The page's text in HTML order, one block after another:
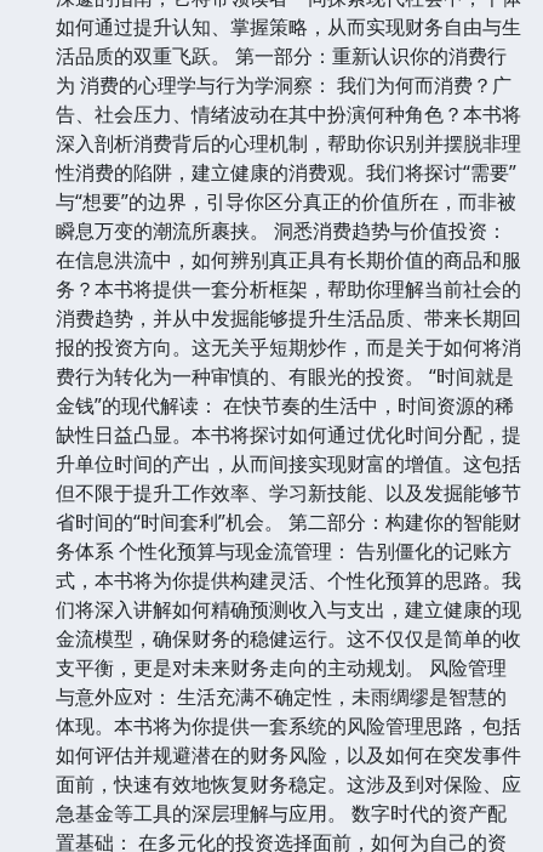
如何通过提升认知、掌握策略，从而实现财务自由与生
活品质的双重飞跃。 第一部分：重新认识你的消费行
为 消费的心理学与行为学洞察： 我们为何而消费？广
告、社会压力、情绪波动在其中扮演何种角色？本书将
深入剖析消费背后的心理机制，帮助你识别并摆脱非理
性消费的陷阱，建立健康的消费观。我们将探讨“需要”
与“想要”的边界，引导你区分真正的价值所在，而非被
瞬息万变的潮流所裹挟。 洞悉消费趋势与价值投资：
在信息洪流中，如何辨别真正具有长期价值的商品和服
务？本书将提供一套分析框架，帮助你理解当前社会的
消费趋势，并从中发掘能够提升生活品质、带来长期回
报的投资方向。这无关乎短期炒作，而是关于如何将消
费行为转化为一种审慎的、有眼光的投资。 “时间就是
金钱”的现代解读： 在快节奏的生活中，时间资源的稀
缺性日益凸显。本书将探讨如何通过优化时间分配，提
升单位时间的产出，从而间接实现财富的增值。这包括
但不限于提升工作效率、学习新技能、以及发掘能够节
省时间的“时间套利”机会。 第二部分：构建你的智能财
务体系 个性化预算与现金流管理： 告别僵化的记账方
式，本书将为你提供构建灵活、个性化预算的思路。我
们将深入讲解如何精确预测收入与支出，建立健康的现
金流模型，确保财务的稳健运行。这不仅仅是简单的收
支平衡，更是对未来财务走向的主动规划。 风险管理
与意外应对： 生活充满不确定性，未雨绸缪是智慧的
体现。本书将为你提供一套系统的风险管理思路，包括
如何评估并规避潜在的财务风险，以及如何在突发事件
面前，快速有效地恢复财务稳定。这涉及到对保险、应
急基金等工具的深层理解与应用。 数字时代的资产配
置基础： 在多元化的投资选择面前，如何为自己的资